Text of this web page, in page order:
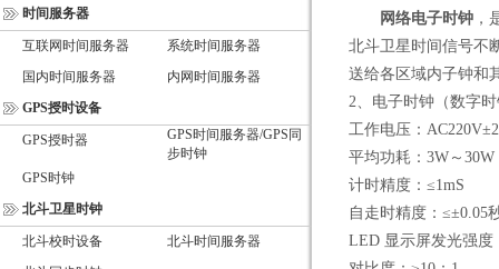
时间服务器
互联网时间服务器
系统时间服务器
国内时间服务器
内网时间服务器
GPS授时设备
GPS授时器
GPS时间服务器/GPS同
步时钟
GPS时钟
北斗卫星时钟
北斗校时设备
北斗时间服务器
网络电子时钟 ，
北斗卫星时间信号不
送给各区域内子钟和
2、电子时钟（数字
工作电压： AC220V±
平均功耗： 3W ～ 30W
计时精度： ≤1mS
自走时精度：≤±0.05
LED 显示屏发光强度